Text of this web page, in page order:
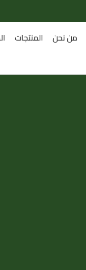
من نحن المنتجات